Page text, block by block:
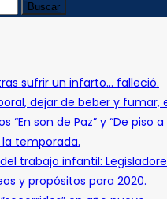
sufrir un infarto… falleció.
dejar de beber y
“En son de Paz” y “De piso
temporada.
trabajo infantil:
y propósitos para 2020.